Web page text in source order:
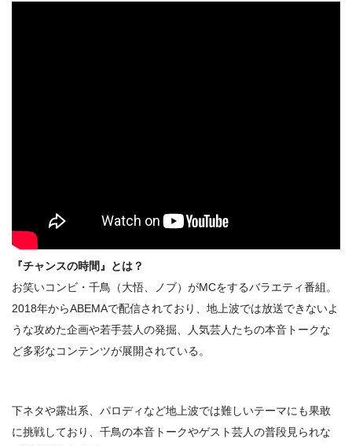
『チャンスの時間』とは？
お笑いコンビ・千鳥（大悟、ノブ）がMCをするバラエティ番組。
2018年からABEMAで配信されており、地上波では放送できないよ
うな攻めた企画や若手芸人の発掘、人気芸人たちの本音トークな
ど多彩なコンテンツが展開されている。
下ネタや露出系、パロディなど地上波では難しいテーマにも果敢
に挑戦しており、千鳥の本音トークやゲスト芸人の普段見られな